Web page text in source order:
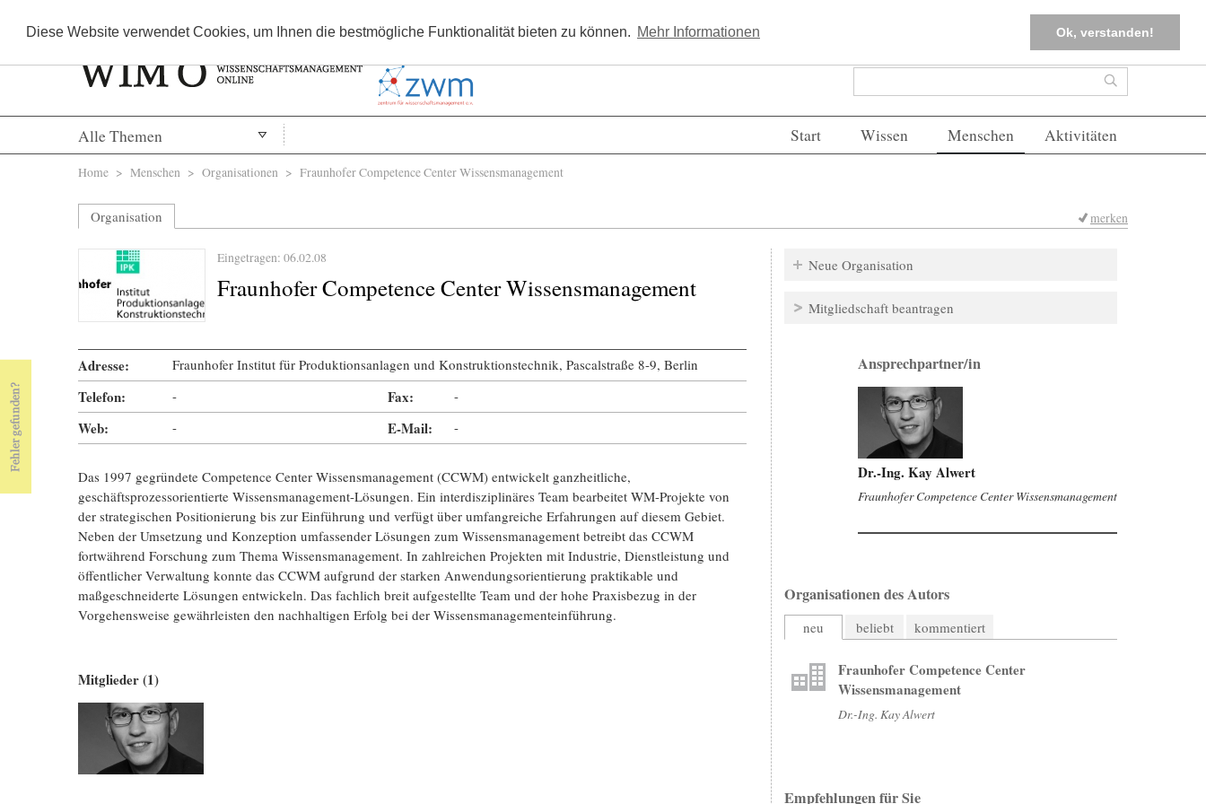
Diese Website verwendet Cookies, um Ihnen die bestmögliche Funktionalität bieten zu können. Mehr Informationen Ok, verstanden!
Kostenlos registrieren FAQs Einloggen
Suchformular Suche
Alle Themen Start Wissen Menschen Aktivitäten
Sie sind hier
Home > Menschen > Organisationen > Fraunhofer Competence Center Wissensmanagement
Organisation merken
Eingetragen: 06.02.08
Fraunhofer Competence Center Wissensmanagement
Adresse: Fraunhofer Institut für Produktionsanlagen und Konstruktionstechnik, Pascalstraße 8-9, Berlin
Telefon: - Fax: -
Web: - E-Mail: -
Das 1997 gegründete Competence Center Wissensmanagement (CCWM) entwickelt ganzheitliche,
geschäftsprozessorientierte Wissensmanagement-Lösungen. Ein interdisziplinäres Team bearbeitet WM-Projekte von
der strategischen Positionierung bis zur Einführung und verfügt über umfangreiche Erfahrungen auf diesem Gebiet.
Neben der Umsetzung und Konzeption umfassender Lösungen zum Wissensmanagement betreibt das CCWM
fortwährend Forschung zum Thema Wissensmanagement. In zahlreichen Projekten mit Industrie, Dienstleistung und
öffentlicher Verwaltung konnte das CCWM aufgrund der starken Anwendungsorientierung praktikable und
maßgeschneiderte Lösungen entwickeln. Das fachlich breit aufgestellte Team und der hohe Praxisbezug in der
Vorgehensweise gewährleisten den nachhaltigen Erfolg bei der Wissensmanagementeinführung.
Mitglieder (1)
Neue Organisation
Mitgliedschaft beantragen
Ansprechpartner/in
Dr.-Ing. Kay Alwert
Fraunhofer Competence Center Wissensmanagement
Organisationen des Autors
neu beliebt kommentiert
Fraunhofer Competence Center
Wissensmanagement
Dr.-Ing. Kay Alwert
Empfehlungen für Sie